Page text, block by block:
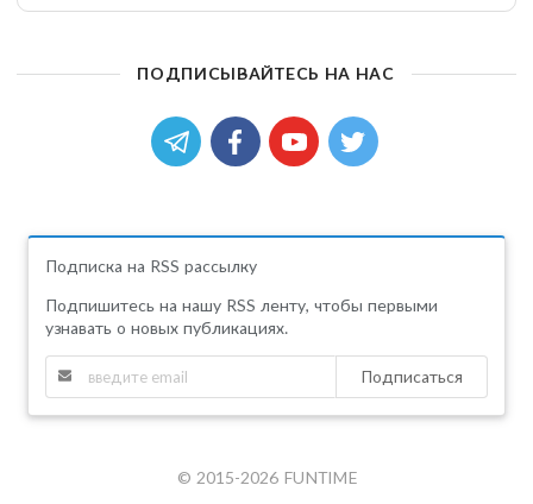
ПОДПИСЫВАЙТЕСЬ НА НАС
Подписка на RSS рассылку
Подпишитесь на нашу RSS ленту, чтобы первыми
узнавать о новых публикациях.
Подписаться
© 2015-2026 FUNTIME